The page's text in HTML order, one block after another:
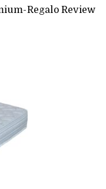
Regalo Review